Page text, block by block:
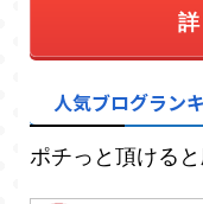
人気ブログラン
ポチっと頂ける